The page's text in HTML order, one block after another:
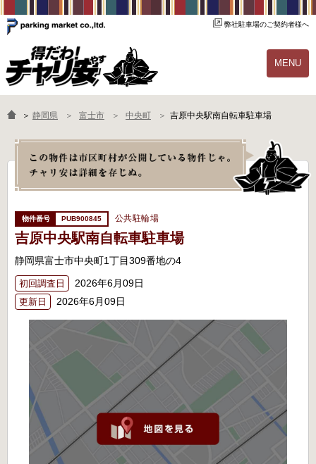
弊社駐車場のご契約者様へ
MENU
物件一覧 ご契約の流れ
よくあるご質問 駐輪場オーナー様へ
＞ 静岡県 富士市 中央町 吉原中央駅南自転車駐車場
PUB900845 公共駐輪場
吉原中央駅南自転車駐車場
静岡県富士市中央町1丁目309番地の4
初回調査日 2026年6月09日
更新日 2026年6月09日